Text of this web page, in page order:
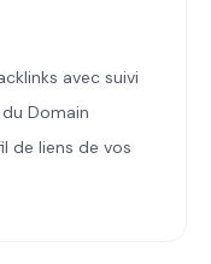
avec suivi
Domain
de liens de vos